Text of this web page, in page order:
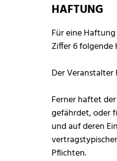
HAFTUNG
Für eine
Ziffer 6 folgende
Der
Ferner haftet
gefährdet, oder
und auf deren
Pflichten.